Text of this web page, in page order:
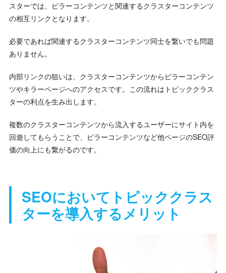
スターでは、ピラーコンテンツと関連するクラスターコンテンツ
の相互リンクとなります。
必要であれば関連するクラスターコンテンツ同士を繋いでも問題
ありません。
内部リンクの狙いは、クラスターコンテンツからピラーコンテン
ツやキラーページへのアクセスです。この流れはトピッククラス
ターの利点を生み出します。
複数のクラスターコンテンツから流入するユーザーにサイト内を
回遊してもらうことで、ピラーコンテンツなど他ページのSEO評
価の向上にも繋がるのです。
SEOにおいてトピッククラス
ターを導入するメリット